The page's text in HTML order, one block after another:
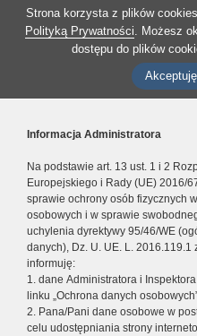
Strona korzysta z plików
Polityką Prywatności. Możesz
dostępu do plików
Informacja Administratora
Na podstawie art. 13 ust. 1 i 2
Europejskiego i Rady (UE) 2016/
sprawie ochrony osób fizycznych
osobowych i w sprawie
uchylenia dyrektywy 95/46/WE
danych), Dz. U. UE. L.
informuję:
1. dane Administratora i
linku „Ochrona danych
2. Pana/Pani dane osobowe w
celu udostępniania strony